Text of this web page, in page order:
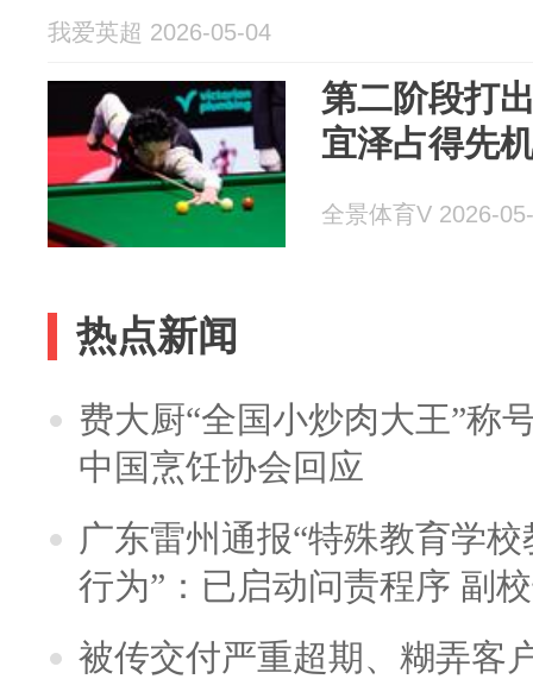
我爱英超 2026-05-04
第二阶段打
宜泽占得先
全景体育V 2026-
热点新闻
费大厨“全国小炒肉大王”称
中国烹饪协会回应
广东雷州通报“特殊教育学
行为”：已启动问责程序 副
被传交付严重超期、糊弄客